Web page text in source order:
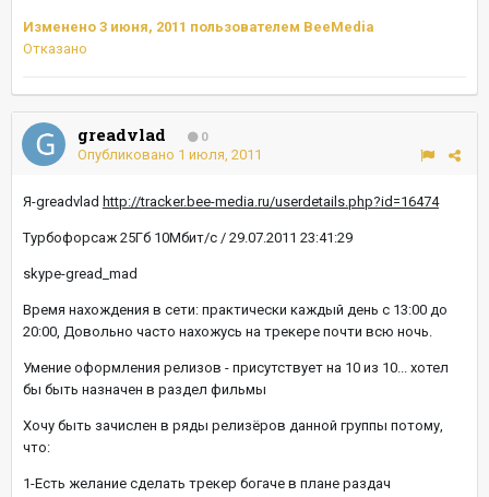
Изменено 3 июня, 2011 пользователем BeeMedia
Отказано
greadvlad
0
Опубликовано 1 июля, 2011
Я-greadvlad http://tracker.bee-media.ru/userdetails.php?id=16474
Турбофорсаж 25Гб 10Мбит/с / 29.07.2011 23:41:29
skype-gread_mad
Время нахождения в сети: практически каждый день с 13:00 до
20:00, Довольно часто нахожусь на трекере почти всю ночь.
Умение оформления релизов - присутствует на 10 из 10... хотел
бы быть назначен в раздел фильмы
Хочу быть зачислен в ряды релизёров данной группы потому,
что:
1-Есть желание сделать трекер богаче в плане раздач